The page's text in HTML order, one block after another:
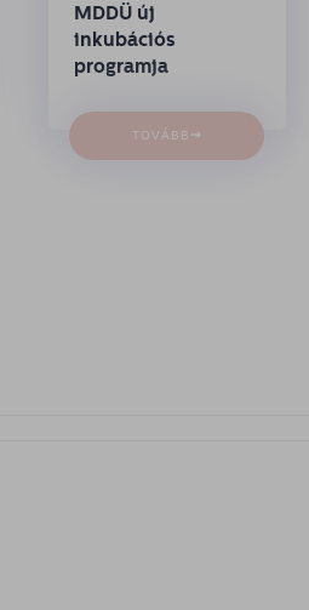
MDDÜ új
inkubációs
programja
TOVÁBB →